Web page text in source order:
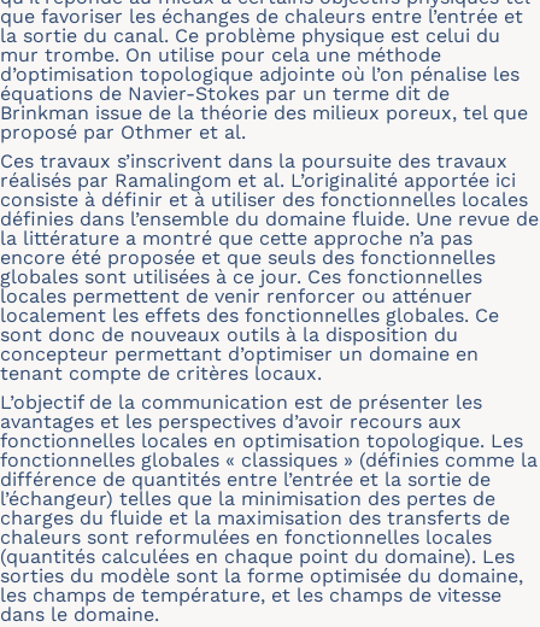
que favoriser les échanges de chaleurs entre l’entrée et
la sortie du canal. Ce problème physique est celui du
mur trombe. On utilise pour cela une méthode
d’optimisation topologique adjointe où l’on pénalise les
équations de Navier-Stokes par un terme dit de
Brinkman issue de la théorie des milieux poreux, tel que
proposé par Othmer et al.
Ces travaux s’inscrivent dans la poursuite des travaux
réalisés par Ramalingom et al. L’originalité apportée ici
consiste à définir et à utiliser des fonctionnelles locales
définies dans l’ensemble du domaine fluide. Une revue de
la littérature a montré que cette approche n’a pas
encore été proposée et que seuls des fonctionnelles
globales sont utilisées à ce jour. Ces fonctionnelles
locales permettent de venir renforcer ou atténuer
localement les effets des fonctionnelles globales. Ce
sont donc de nouveaux outils à la disposition du
concepteur permettant d’optimiser un domaine en
tenant compte de critères locaux.
L’objectif de la communication est de présenter les
avantages et les perspectives d’avoir recours aux
fonctionnelles locales en optimisation topologique. Les
fonctionnelles globales « classiques » (définies comme la
différence de quantités entre l’entrée et la sortie de
l’échangeur) telles que la minimisation des pertes de
charges du fluide et la maximisation des transferts de
chaleurs sont reformulées en fonctionnelles locales
(quantités calculées en chaque point du domaine). Les
sorties du modèle sont la forme optimisée du domaine,
les champs de température, et les champs de vitesse
dans le domaine.